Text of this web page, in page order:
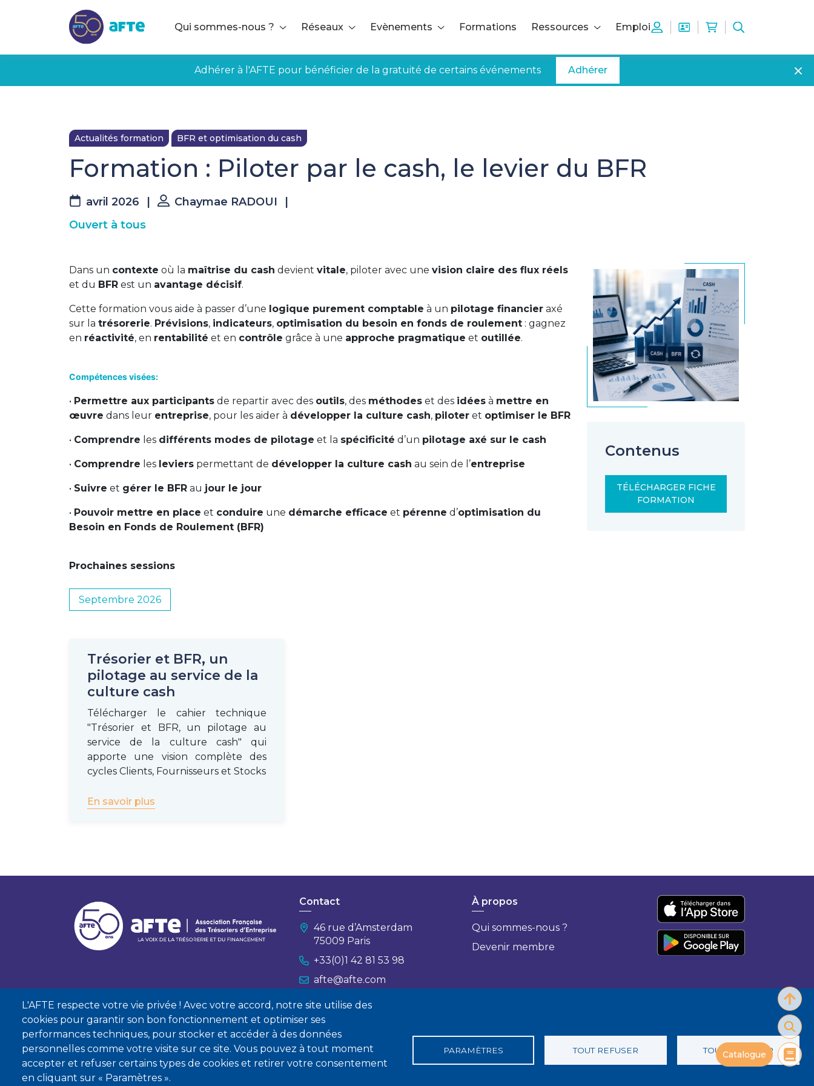
L'AFTE respecte votre vie privée ! Avec votre accord, notre site utilise des
cookies pour garantir son bon fonctionnement et optimiser ses
performances techniques, pour stocker et accéder à des données
personnelles comme votre visite sur ce site. Vous pouvez à tout moment
accepter et refuser certains types de cookies et retirer votre consentement
en cliquant sur « Paramètres ».
PARAMÈTRES TOUT REFUSER TOUT ACCEPTER
Qui sommes-nous ? Réseaux Evènements Formations Ressources Emploi
Adhérer à l'AFTE pour bénéficier de la gratuité de certains événements Adhérer
Actualités formation BFR et optimisation du cash
Formation : Piloter par le cash, le levier du BFR
avril 2026 Chaymae RADOUI
Ouvert à tous
Dans un contexte où la maîtrise du cash devient vitale, piloter avec une vision claire des flux réels
et du BFR est un avantage décisif.
Cette formation vous aide à passer d’une logique purement comptable à un pilotage financier axé
sur la trésorerie. Prévisions, indicateurs, optimisation du besoin en fonds de roulement : gagnez
en réactivité, en rentabilité et en contrôle grâce à une approche pragmatique et outillée.
Compétences visées:
• Permettre aux participants de repartir avec des outils, des méthodes et des idées à mettre en
œuvre dans leur entreprise, pour les aider à développer la culture cash, piloter et optimiser le BFR
• Comprendre les différents modes de pilotage et la spécificité d’un pilotage axé sur le cash
• Comprendre les leviers permettant de développer la culture cash au sein de l’entreprise
• Suivre et gérer le BFR au jour le jour
• Pouvoir mettre en place et conduire une démarche efficace et pérenne d’optimisation du
Besoin en Fonds de Roulement (BFR)
Prochaines sessions
Septembre 2026
Contenus
TÉLÉCHARGER FICHE
FORMATION
Trésorier et BFR, un
pilotage au service de la
culture cash
Télécharger le cahier technique
"Trésorier et BFR, un pilotage au
service de la culture cash" qui
apporte une vision complète des
cycles Clients, Fournisseurs et Stocks
En savoir plus
Catalogue
Contact
46 rue d’Amsterdam
75009 Paris
+33(0)1 42 81 53 98
afte@afte.com
Nous contacter
À propos
Qui sommes-nous ?
Devenir membre